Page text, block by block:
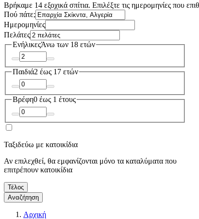
Βρήκαμε 14 εξοχικά σπίτια. Επιλέξτε τις ημερομηνίες που
Πού πάτε;
Ημερομηνίες
Πελάτες
ΕνήλικεςΆνω των 18 ετών
Παιδιά2 έως 17 ετών
Βρέφη0 έως 1 έτους
Ταξιδεύω με κατοικίδια
Αν επιλεχθεί, θα εμφανίζονται μόνο τα καταλύματα που
επιτρέπουν κατοικίδια
Τέλος
Αναζήτηση
Αρχική